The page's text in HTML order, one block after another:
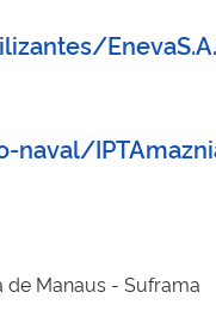
de Manaus - Suframa